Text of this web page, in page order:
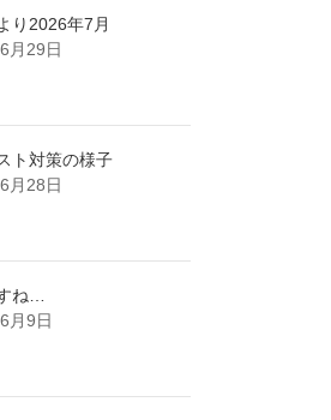
り2026年7月
月29日
ト対策の様子
月28日
ね…
月9日